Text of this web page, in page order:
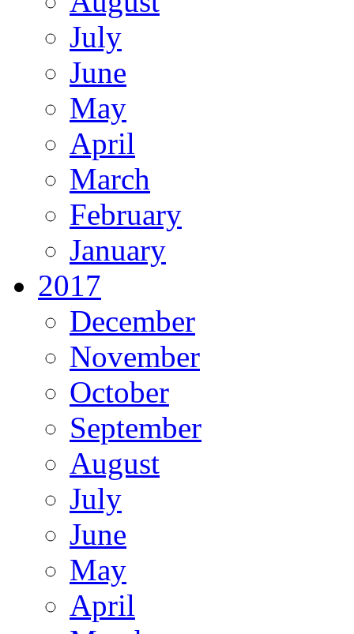
July
June
May
April
March
February
January
2017
December
November
October
September
August
July
June
May
April